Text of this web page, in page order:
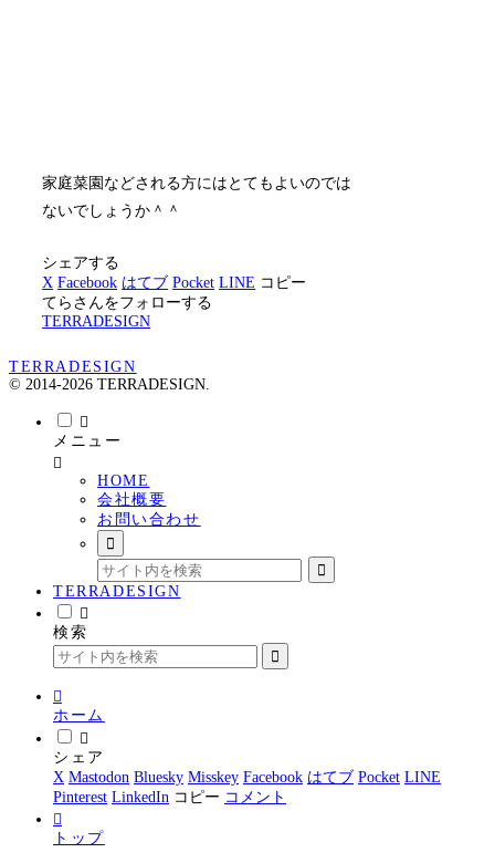
家庭菜園などされる方にはとてもよいのでは
ないでしょうか＾＾
シェアする
X Facebook はてブ Pocket LINE コピー
てらさんをフォローする
TERRADESIGN
TERRADESIGN
© 2014-2026 TERRADESIGN.
メニュー
HOME
会社概要
お問い合わせ
TERRADESIGN
検索
ホーム
シェア
X Mastodon Bluesky Misskey Facebook はてブ Pocket LINE
Pinterest LinkedIn コピー コメント
トップ